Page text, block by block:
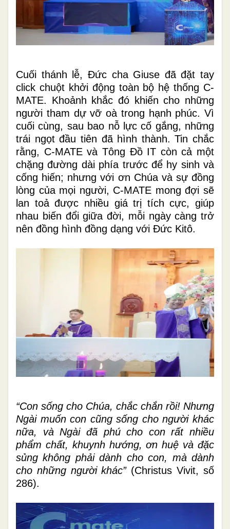
Cuối thánh lễ, Đức cha Giuse đã đặt tay
click chuột khởi động toàn bộ hệ thống C-
MATE. Khoảnh khắc đó khiến cho những
người tham dự vỡ oà trong hạnh phúc. Vì
cuối cùng, sau bao nỗ lực cố gắng, những
trái ngọt đầu tiên đã hình thành. Tin chắc
rằng, C-MATE và Tông Đồ IT còn cả một
chặng đường dài phía trước để hy sinh và
cống hiến; nhưng với ơn Chúa và sự đồng
lòng của mọi người, C-MATE mong đợi sẽ
lan toả được nhiều giá trị tích cực, giúp
nhau biến đổi giữa đời, mỗi ngày càng trở
nên đồng hình đồng dạng với Đức Kitô.
“Con sống cho Chúa, chắc chắn rồi! Nhưng
Ngài muốn con cũng sống cho người khác
nữa, và Ngài đã phú cho con rất nhiều
phẩm chất, khuynh hướng, ơn huệ và đặc
sủng không phải dành cho con, mà dành
cho những người khác” (Christus Vivit, số
286).